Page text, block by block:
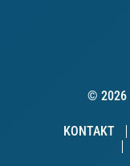
© 2026
KONTAKT